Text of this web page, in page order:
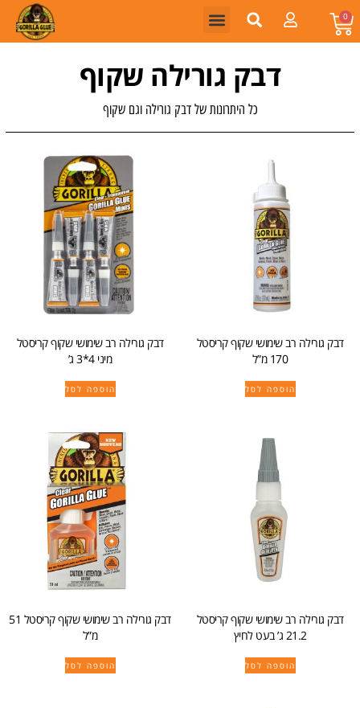
0
דבק גורילה שקוף
כל היתרונות של דבק גורילה וגם שקוף
דבק גורילה רב שימושי שקוף קריסטל
170 מ”ל
הוספה לסל
דבק גורילה רב שימושי שקוף קריסטל
מיני 4*3 ג’
הוספה לסל
דבק גורילה רב שימושי שקוף קריסטל
21.2 ג’ בעט לחיץ
הוספה לסל
דבק גורילה רב שימושי שקוף קריסטל 51
מ”ל
הוספה לסל